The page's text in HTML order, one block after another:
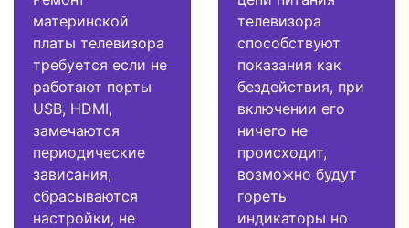
материнской
платы телевизора
требуется если не
работают порты
USB, HDMI,
замечаются
периодические
зависания,
сбрасываются
настройки, не
телевизора
способствуют
показания как
бездействия, при
включении его
ничего не
происходит,
возможно будут
гореть
индикаторы но